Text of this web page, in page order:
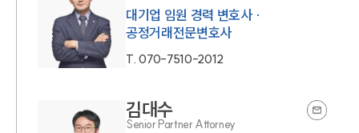
대기업 임원 경력 변호사 ·
공정거래전문변호사
T.070-7510-2012
김대수
Senior Partner Attorney